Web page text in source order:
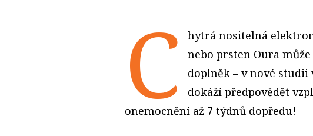
C
hytrá nositelná
nebo prsten Oura
doplněk – v nové
dokáží předpovědět
onemocnění až 7 týdnů dopředu!